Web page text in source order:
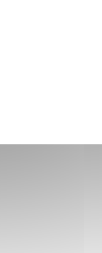
Est-il
Que faire